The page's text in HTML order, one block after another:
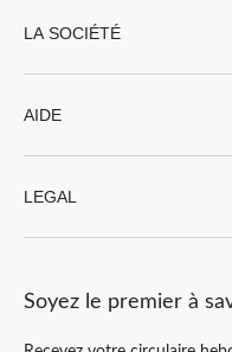
LA SOCIÉTÉ
AIDE
LEGAL
Soyez le premier à